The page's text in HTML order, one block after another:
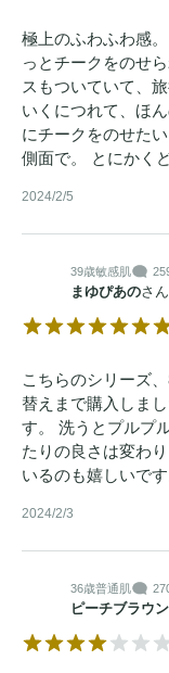
極上のふわふわ感
っとチークをのせ
スもついていて、
いくにつれて、ほ
にチークをのせた
側面で。 とにかく
2024/2/5
39歳敏感肌
まゆぴあのさん
こちらのシリーズ
替えまで購入しま
す。 洗うとプルプ
たりの良さは変わ
いるのも嬉しいです
2024/2/3
36歳普通肌
ピーチブラウン